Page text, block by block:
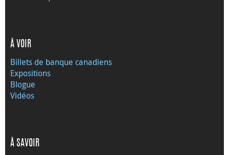
À VOIR
Billets de banque canadiens
Expositions
Blogue
Vidéos
À SAVOIR